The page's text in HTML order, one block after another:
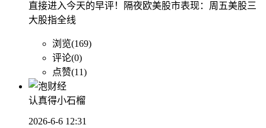
直接进入今天的早评！隔夜欧美股市表现：周五美股三
大股指全线
浏览(169)
评论(0)
点赞(11)
认真得小石榴
2026-6-6 12:31